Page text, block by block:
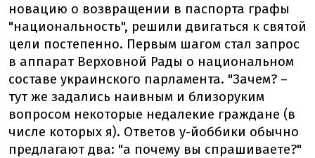
новацию о возвращении в паспорта графы
"национальность", решили двигаться к святой
цели постепенно. Первым шагом стал запрос
в аппарат Верховной Рады о национальном
составе украинского парламента. "Зачем? –
тут же задались наивным и близоруким
вопросом некоторые недалекие граждане (в
числе которых я). Ответов у-йоббики обычно
предлагают два: "а почему вы спрашиваете?"